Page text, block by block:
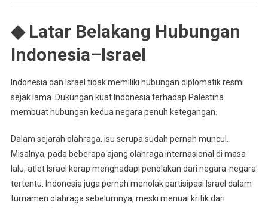
◆ Latar Belakang Hubungan
Indonesia–Israel
Indonesia dan Israel tidak memiliki hubungan diplomatik resmi
sejak lama. Dukungan kuat Indonesia terhadap Palestina
membuat hubungan kedua negara penuh ketegangan.
Dalam sejarah olahraga, isu serupa sudah pernah muncul.
Misalnya, pada beberapa ajang olahraga internasional di masa
lalu, atlet Israel kerap menghadapi penolakan dari negara-negara
tertentu. Indonesia juga pernah menolak partisipasi Israel dalam
turnamen olahraga sebelumnya, meski menuai kritik dari